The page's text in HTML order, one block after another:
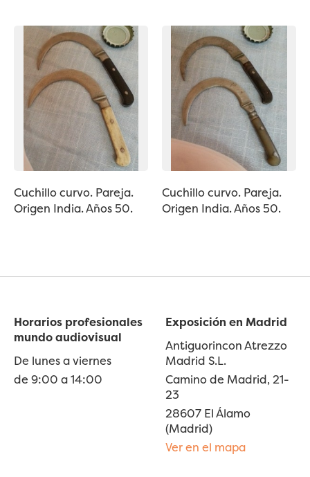
Cuchillo curvo. Pareja.
Origen India. Años 50.
Cuchillo curvo. Pareja.
Origen India. Años 50.
Horarios profesionales
mundo audiovisual
De lunes a viernes
de 9:00 a 14:00
Exposición en Madrid
Antiguorincon Atrezzo
Madrid S.L.
Camino de Madrid, 21-
23
28607 El Álamo
(Madrid)
Ver en el mapa